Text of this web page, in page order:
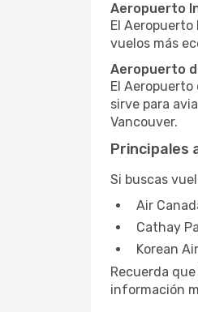
Aeropuerto
El
vuelos más
Aeropuerto
El
sirve para
Vancouver.
Principales
Si buscas
Air
Cathay
Korean Air
Recuerda
información